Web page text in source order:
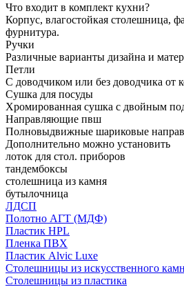
Что входит в комплект кухни?
Корпус, влагостойкая столешница,
фурнитура.
Ручки
Различные варианты дизайна и
Петли
С доводчиком или без доводчика от
Сушка для посуды
Хромированная сушка с двойным
Направляющие пвш
Полновыдвижные шариковые
Дополнительно можно установить
лоток для стол. приборов
тандембоксы
столешница из камня
бутылочница
ЛДСП
Полотно АГТ (МДФ)
Пластик HPL
Пленка ПВХ
Пластик Alvic Luxe
Столешницы из искусственного
Столешницы из пластика